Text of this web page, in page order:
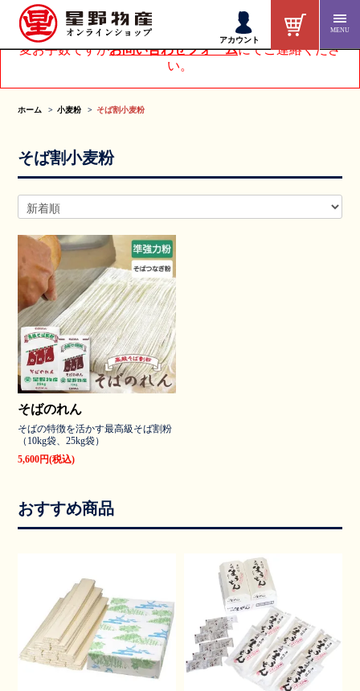
アカウント
MENU
アカウントページにてお客様情報を変更された方は、大
変お手数ですがお問い合わせフォームにてご連絡くださ
い。
ホーム 小麦粉 そば割小麦粉
そば割小麦粉
そばのれん
そばの特徴を活かす最高級そば割粉
（10kg袋、25kg袋）
5,600円(税込)
おすすめ商品